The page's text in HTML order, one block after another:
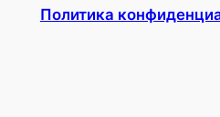
Политика